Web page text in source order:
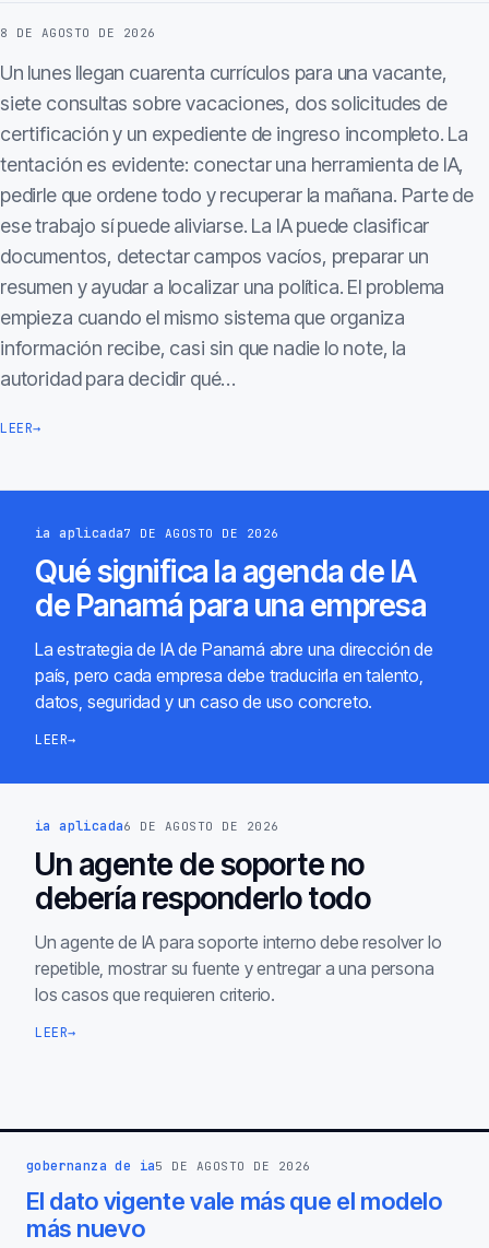
8 DE AGOSTO DE 2026
Un lunes llegan cuarenta currículos para una vacante,
siete consultas sobre vacaciones, dos solicitudes de
certificación y un expediente de ingreso incompleto. La
tentación es evidente: conectar una herramienta de IA,
pedirle que ordene todo y recuperar la mañana. Parte de
ese trabajo sí puede aliviarse. La IA puede clasificar
documentos, detectar campos vacíos, preparar un
resumen y ayudar a localizar una política. El problema
empieza cuando el mismo sistema que organiza
información recibe, casi sin que nadie lo note, la
autoridad para decidir qué…
LEER→
ia aplicada7 DE AGOSTO DE 2026
Qué significa la agenda de IA
de Panamá para una empresa
La estrategia de IA de Panamá abre una dirección de
país, pero cada empresa debe traducirla en talento,
datos, seguridad y un caso de uso concreto.
LEER→
ia aplicada6 DE AGOSTO DE 2026
Un agente de soporte no
debería responderlo todo
Un agente de IA para soporte interno debe resolver lo
repetible, mostrar su fuente y entregar a una persona
los casos que requieren criterio.
LEER→
gobernanza de ia5 DE AGOSTO DE 2026
El dato vigente vale más que el modelo
más nuevo